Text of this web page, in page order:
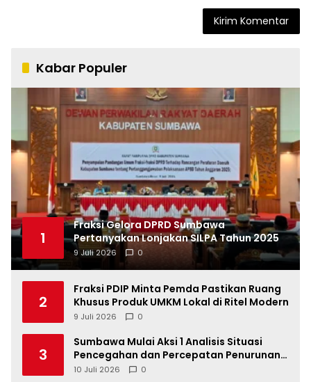
Kabar Populer
1
Fraksi Gelora DPRD Sumbawa
Pertanyakan Lonjakan SILPA Tahun 2025
9 Juli 2026 0
2
Fraksi PDIP Minta Pemda Pastikan Ruang
Khusus Produk UMKM Lokal di Ritel Modern
9 Juli 2026 0
3
Sumbawa Mulai Aksi 1 Analisis Situasi
Pencegahan dan Percepatan Penurunan
Stunting Tahun 2026
10 Juli 2026 0